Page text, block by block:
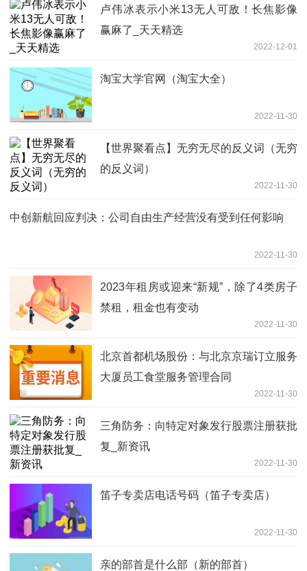
卢伟冰表示小米13无人可敌！长焦影像
赢麻了_天天精选
2022-12-01
淘宝大学官网（淘宝大全）
2022-11-30
【世界聚看点】无穷无尽的反义词（无穷
的反义词）
2022-11-30
中创新航回应判决：公司自由生产经营没有受到任何影响
2022-11-30
2023年租房或迎来“新规”，除了4类房子
禁租，租金也有变动
2022-11-30
北京首都机场股份：与北京京瑞订立服务
大厦员工食堂服务管理合同
2022-11-30
三角防务：向特定对象发行股票注册获批
复_新资讯
2022-11-30
笛子专卖店电话号码（笛子专卖店）
2022-11-30
亲的部首是什么部（新的部首）